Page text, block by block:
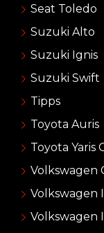
Seat Toledo
Suzuki Alto
Suzuki Ignis
Suzuki Swift
Tipps
Toyota Auris
Toyota Yaris
Volkswagen
Volkswagen
Volkswagen